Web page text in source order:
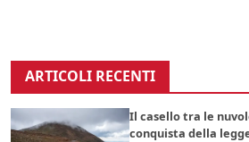
ARTICOLI RECENTI
Il casello tra le
conquista della